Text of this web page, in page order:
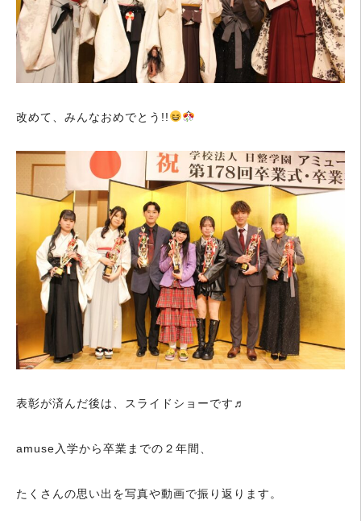
改めて、みんなおめでとう!!
表彰が済んだ後は、スライドショーです♬
amuse入学から卒業までの２年間、
たくさんの思い出を写真や動画で振り返ります。